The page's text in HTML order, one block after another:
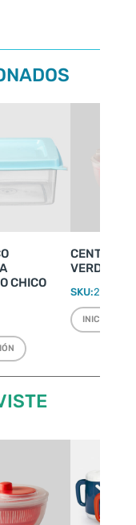
CHICO
VERDURAS
SKU:2532
INICIÁ